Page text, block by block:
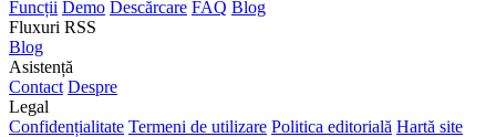
Funcții Demo Descărcare FAQ Blog
Fluxuri RSS
Blog
Asistență
Contact Despre
Legal
Confidențialitate Termeni de utilizare Politica editorială Hartă site